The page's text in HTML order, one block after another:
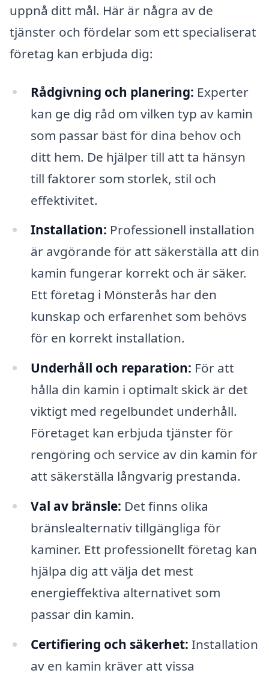
uppnå ditt mål. Här är några av de
tjänster och fördelar som ett specialiserat
företag kan erbjuda dig:
Rådgivning och planering: Experter
kan ge dig råd om vilken typ av kamin
som passar bäst för dina behov och
ditt hem. De hjälper till att ta hänsyn
till faktorer som storlek, stil och
effektivitet.
Installation: Professionell installation
är avgörande för att säkerställa att din
kamin fungerar korrekt och är säker.
Ett företag i Mönsterås har den
kunskap och erfarenhet som behövs
för en korrekt installation.
Underhåll och reparation: För att
hålla din kamin i optimalt skick är det
viktigt med regelbundet underhåll.
Företaget kan erbjuda tjänster för
rengöring och service av din kamin för
att säkerställa långvarig prestanda.
Val av bränsle: Det finns olika
bränslealternativ tillgängliga för
kaminer. Ett professionellt företag kan
hjälpa dig att välja det mest
energieffektiva alternativet som
passar din kamin.
Certifiering och säkerhet: Installation
av en kamin kräver att vissa